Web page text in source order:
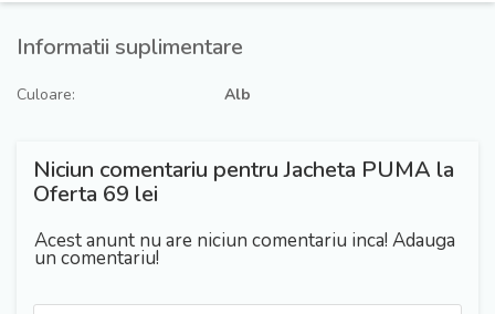
Informatii suplimentare
Culoare: Alb
Niciun comentariu pentru Jacheta PUMA la
Oferta 69 lei
Acest anunt nu are niciun comentariu inca! Adauga
un comentariu!